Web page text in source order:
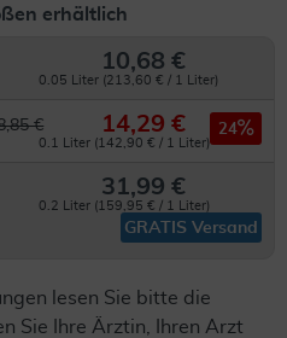
erhältlich
10,68 €
0.05 Liter (213,60 € / 1 Liter)
€ 14,29 €
0.1 Liter (142,90 € / 1 Liter)
24
31,99 €
0.2 Liter (159,95 € / 1 Liter)
GRATIS Versand
lesen Sie bitte die
Sie Ihre Ärztin, Ihren Arzt